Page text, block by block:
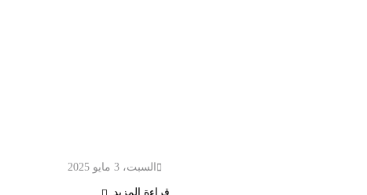
السبت، 3 مايو 2025
قراءة المزيد